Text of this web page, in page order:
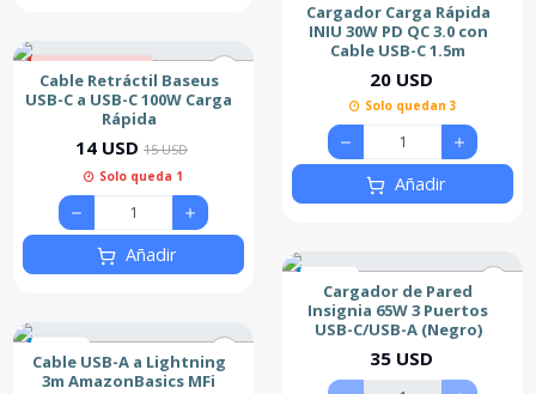
7% de descuento
Nuevo
Cable Retráctil Baseus
USB-C a USB-C 100W Carga
Rápida
14 USD 15 USD
Solo queda 1
Añadir
Cable USB-A a Lightning
3m AmazonBasics MFi
Cargador Carga Rápida
INIU 30W PD QC 3.0 con
Cable USB-C 1.5m
20 USD
Solo quedan 3
Añadir
Cargador de Pared
Insignia 65W 3 Puertos
USB-C/USB-A (Negro)
35 USD